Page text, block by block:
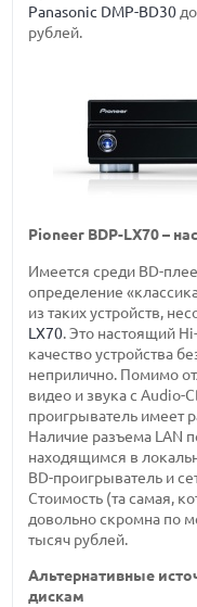
Panasonic DMP-BD30
рублей.
Pioneer BDP-LX70 –
Имеется среди BD-
определение
из таких устройств,
LX70. Это настоящий
качество устройства
неприлично. Помимо
видео и звука с Audio-
проигрыватель имеет
Наличие разъема LAN
находящимся в
BD-проигрыватель и
Стоимость (та самая,
довольно скромна по
тысяч рублей.
Альтернативные
дискам